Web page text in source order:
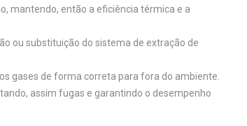
mantendo, então a eficiência térmica e a
ou substituição do sistema de extração de
gases de forma correta para fora do ambiente.
assim fugas e garantindo o desempenho